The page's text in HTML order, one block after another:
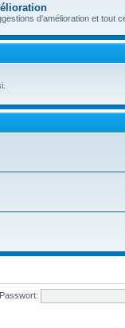
d'amélioration et tout
Passwort: